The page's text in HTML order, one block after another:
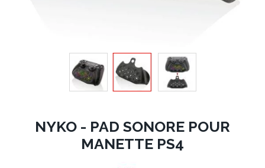
NYKO - PAD SONORE POUR
MANETTE PS4